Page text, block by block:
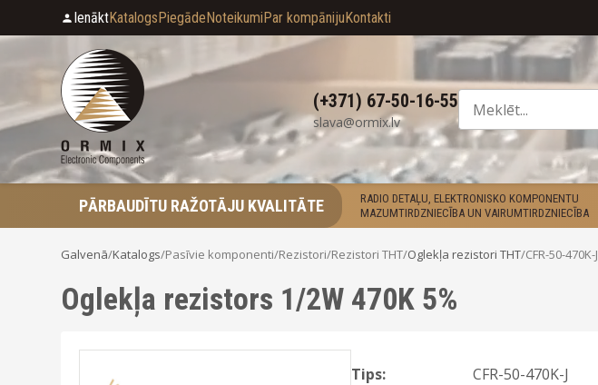
IenāktKatalogsPiegādeNoteikumiPar kompānijuKontakti
(+371) 67-50-16-55
slava@ormix.lv
PĀRBAUDĪTU RAŽOTĀJU KVALITĀTE
RADIO DETAĻU, ELEKTRONISKO KOMPONENTU
MAZUMTIRDZNIECĪBA UN VAIRUMTIRDZNIECĪBA
Galvenā/Katalogs/Pasīvie komponenti/Rezistori/Rezistori THT/Oglekļa rezistori THT/CFR-50-470K-J
Oglekļa rezistors 1/2W 470K 5%
Tips:
CFR-50-470K-J